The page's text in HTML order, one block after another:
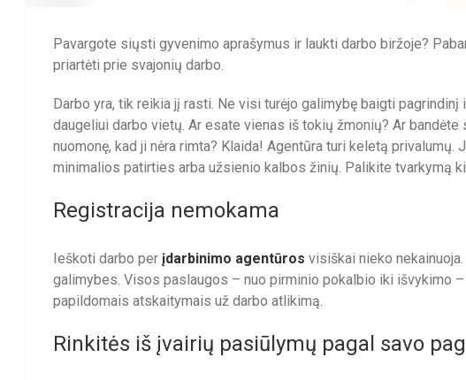
Pavargote siųsti gyvenimo aprašymus ir laukti darbo biržoje?
priartėti prie svajonių darbo.
Darbo yra, tik reikia jį rasti. Ne visi turėjo galimybę baigti
daugeliui darbo vietų. Ar esate vienas iš tokių žmonių? Ar
nuomonę, kad ji nėra rimta? Klaida! Agentūra turi keletą
minimalios patirties arba užsienio kalbos žinių. Palikite tvarkymą
Registracija nemokama
Ieškoti darbo per įdarbinimo agentūros visiškai nieko
galimybes. Visos paslaugos – nuo pirminio pokalbio iki išvykimo
papildomais atskaitymais už darbo atlikimą.
Rinkitės iš įvairių pasiūlymų pagal savo